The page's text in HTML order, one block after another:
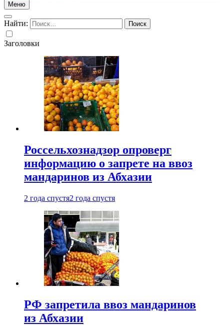
Меню
Найти:
Заголовки
Россельхознадзор опроверг
информацию о запрете на ввоз
мандаринов из Абхазии
2 года спустя2 года спустя
РФ запретила ввоз мандаринов
из Абхазии